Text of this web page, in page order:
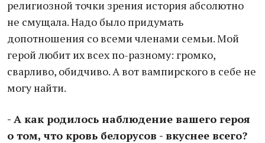
религиозной точки зрения история абсолютно
не смущала. Надо было придумать
допотношения со всеми членами семьи. Мой
герой любит их всех по-разному: громко,
сварливо, обидчиво. А вот вампирского в себе не
могу найти.
- А как родилось наблюдение вашего героя
о том, что кровь белорусов - вкуснее всего?